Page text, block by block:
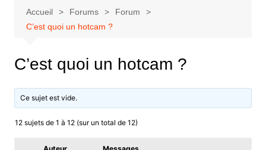
Accueil Forums
Forum
C’est quoi un hotcam ?
C’est quoi un hotcam ?
Ce sujet est vide.
12 sujets de 1 à 12 (sur un total de 12)